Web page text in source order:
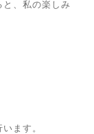
と、私の楽しみ
ます。